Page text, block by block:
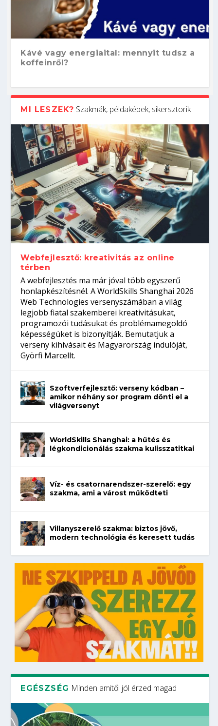
Kávé vagy energiaital: mennyit tudsz a
koffeinről?
Hogyan készíts ATS-barát önéletrajzot?
Így növelheted az esélyedet az
állásinterjúra...
Kitalálod, mire használják ezeket a
gépeket?
Nem sikerült az egyetemi felvételi?
Tanulj szakmát!
Szoftverfejlesztő: verseny kódban –
amikor néhány sor program dönti el a
világversenyt...
MI LESZEK? Szakmák, példaképek, sikersztorik
Webfejlesztő: kreativitás az online
térben
A webfejlesztés ma már jóval több egyszerű
honlapkészítésnél. A WorldSkills Shanghai 2026
Web Technologies versenyszámában a világ
legjobb fiatal szakemberei kreativitásukat,
programozói tudásukat és problémamegoldó
képességüket is bizonyítják. Bemutatjuk a
verseny kihívásait és Magyarország indulóját,
Györfi Marcellt.
Szoftverfejlesztő: verseny kódban –
amikor néhány sor program dönti el a
világversenyt
WorldSkills Shanghai: a hűtés és
légkondicionálás szakma kulisszatitkai
Víz- és csatornarendszer-szerelő: egy
szakma, ami a várost működteti
Villanyszerelő szakma: biztos jövő,
modern technológia és keresett tudás
EGÉSZSÉG Minden amitől jól érzed magad